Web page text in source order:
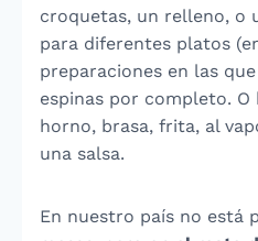
croquetas, un relleno, o
para diferentes platos
preparaciones en las
espinas por completo. O
horno, brasa, frita, al
una salsa.
En nuestro país no está